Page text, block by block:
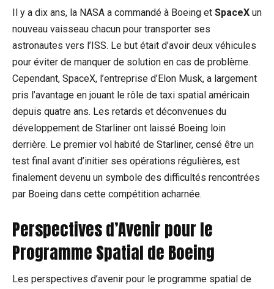
Il y a dix ans, la NASA a commandé à Boeing et SpaceX un
nouveau vaisseau chacun pour transporter ses
astronautes vers l’ISS. Le but était d’avoir deux véhicules
pour éviter de manquer de solution en cas de problème.
Cependant, SpaceX, l’entreprise d’Elon Musk, a largement
pris l’avantage en jouant le rôle de taxi spatial américain
depuis quatre ans. Les retards et déconvenues du
développement de Starliner ont laissé Boeing loin
derrière. Le premier vol habité de Starliner, censé être un
test final avant d’initier ses opérations régulières, est
finalement devenu un symbole des difficultés rencontrées
par Boeing dans cette compétition acharnée.
Perspectives d’Avenir pour le
Programme Spatial de Boeing
Les perspectives d’avenir pour le programme spatial de